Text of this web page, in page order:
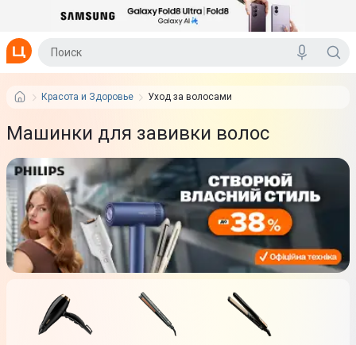
Красота и Здоровье Уход за волосами
Машинки для завивки волос